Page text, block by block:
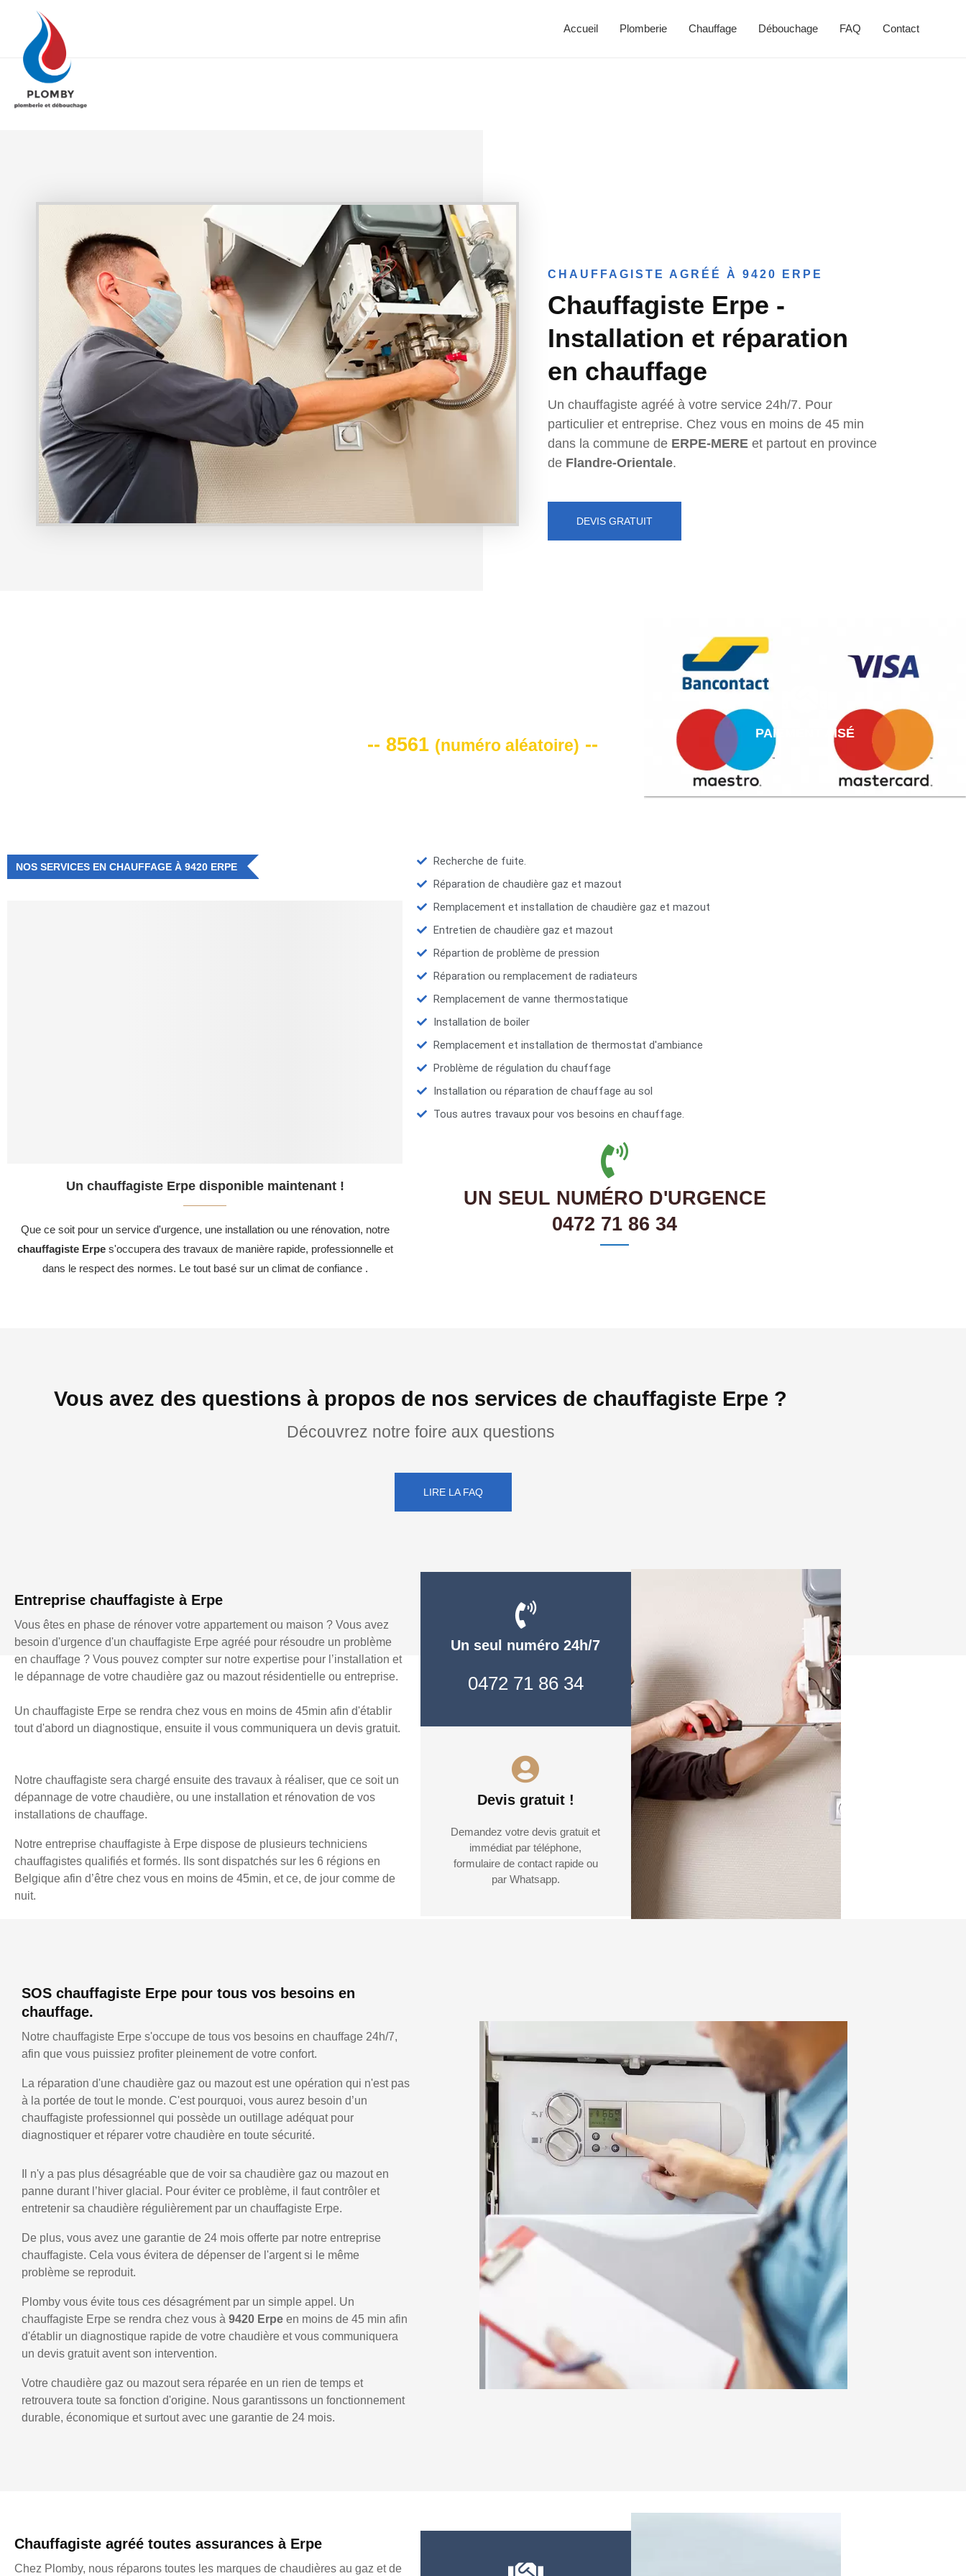
Accueil Plomberie Chauffage Débouchage FAQ Contact
CHAUFFAGISTE AGRÉÉ À 9420 ERPE
Chauffagiste Erpe -
Installation et réparation
en chauffage
Un chauffagiste agréé à votre service 24h/7. Pour
particulier et entreprise. Chez vous en moins de 45 min
dans la commune de ERPE-MERE et partout en province
de Flandre-Orientale.
DEVIS GRATUIT
-- 8561 (numéro aléatoire) --
PAIEMENT AISÉ
NOS SERVICES EN CHAUFFAGE À 9420 ERPE
Un chauffagiste Erpe disponible maintenant !
Que ce soit pour un service d'urgence, une installation ou une rénovation, notre
chauffagiste Erpes'occupera des travaux de manière rapide, professionnelle et
dans le respect des normes. Le tout basé sur un climat de confiance .
Recherche de fuite.
Réparation de chaudière gaz et mazout
Remplacement et installation de chaudière gaz et mazout
Entretien de chaudière gaz et mazout
Répartion de problème de pression
Réparation ou remplacement de radiateurs
Remplacement de vanne thermostatique
Installation de boiler
Remplacement et installation de thermostat d'ambiance
Problème de régulation du chauffage
Installation ou réparation de chauffage au sol
Tous autres travaux pour vos besoins en chauffage.
UN SEUL NUMÉRO D'URGENCE
0472 71 86 34
Vous avez des questions à propos de nos services de chauffagiste Erpe ?
Découvrez notre foire aux questions
LIRE LA FAQ
Entreprise chauffagiste à Erpe
Vous êtes en phase de rénover votre appartement ou maison ? Vous avez
besoin d'urgence d'un chauffagiste Erpe agréé pour résoudre un problème
en chauffage ? Vous pouvez compter sur notre expertise pour l’installation et
le dépannage de votre chaudière gaz ou mazout résidentielle ou entreprise.
Un chauffagiste Erpe se rendra chez vous en moins de 45min afin d'établir
tout d'abord un diagnostique, ensuite il vous communiquera un devis gratuit.
Notre chauffagiste sera chargé ensuite des travaux à réaliser, que ce soit un
dépannage de votre chaudière, ou une installation et rénovation de vos
installations de chauffage.
Notre entreprise chauffagiste à Erpe dispose de plusieurs techniciens
chauffagistes qualifiés et formés. Ils sont dispatchés sur les 6 régions en
Belgique afin d’être chez vous en moins de 45min, et ce, de jour comme de
nuit.
Un seul numéro 24h/7
0472 71 86 34
Devis gratuit !
Demandez votre devis gratuit et
immédiat par téléphone,
formulaire de contact rapide ou
par Whatsapp.
SOS chauffagiste Erpe pour tous vos besoins en
chauffage.
Notre chauffagiste Erpe s'occupe de tous vos besoins en chauffage 24h/7,
afin que vous puissiez profiter pleinement de votre confort.
La réparation d'une chaudière gaz ou mazout est une opération qui n'est pas
à la portée de tout le monde. C'est pourquoi, vous aurez besoin d’un
chauffagiste professionnel qui possède un outillage adéquat pour
diagnostiquer et réparer votre chaudière en toute sécurité.
Il n'y a pas plus désagréable que de voir sa chaudière gaz ou mazout en
panne durant l’hiver glacial. Pour éviter ce problème, il faut contrôler et
entretenir sa chaudière régulièrement par un chauffagiste Erpe.
De plus, vous avez une garantie de 24 mois offerte par notre entreprise
chauffagiste. Cela vous évitera de dépenser de l'argent si le même
problème se reproduit.
Plomby vous évite tous ces désagrément par un simple appel. Un
chauffagiste Erpe se rendra chez vous à 9420 Erpe en moins de 45 min afin
d'établir un diagnostique rapide de votre chaudière et vous communiquera
un devis gratuit avent son intervention.
Votre chaudière gaz ou mazout sera réparée en un rien de temps et
retrouvera toute sa fonction d'origine. Nous garantissons un fonctionnement
durable, économique et surtout avec une garantie de 24 mois.
Chauffagiste agréé toutes assurances à Erpe
Chez Plomby, nous réparons toutes les marques de chaudières au gaz et de